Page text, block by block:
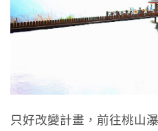
只好改變計畫，前往桃山